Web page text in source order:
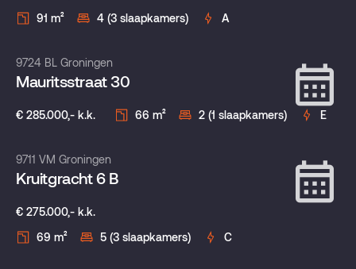
91 m²
4 (3 slaapkamers) A
Verkocht onder voorbehoud
9724 BL Groningen
Mauritsstraat 30
€ 285.000,- k.k. 66 m² 2 (1 slaapkamers) E
Verkocht onder voorbehoud
9711 VM Groningen
Kruitgracht 6 B
€ 275.000,- k.k.
69 m²
5 (3 slaapkamers) C